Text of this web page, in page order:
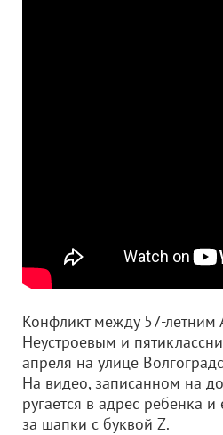
Конфликт между 57-летним
Неустроевым и
апреля на улице
На видео, записанном на
ругается в адрес ребенка
за шапки с буквой Z.